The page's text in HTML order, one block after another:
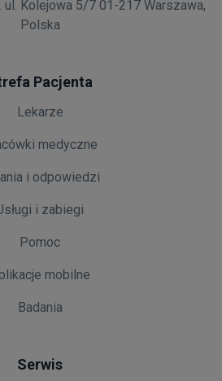
ul. Kolejowa 5/7 01-217 Warszawa,
Polska
Pacjenta
Lekarze
medyczne
i odpowiedzi
i zabiegi
Pomoc
mobilne
Badania
Serwis